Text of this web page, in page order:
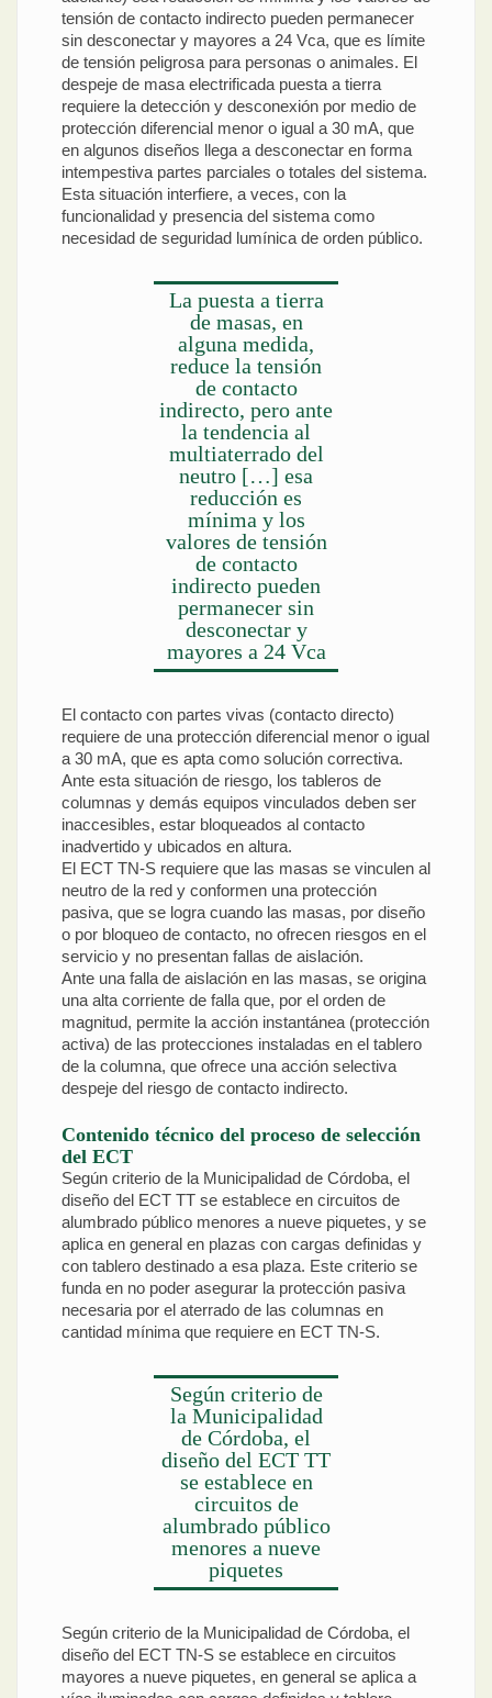
tensión de contacto indirecto pueden permanecer
sin desconectar y mayores a 24 Vca, que es límite
de tensión peligrosa para personas o animales. El
despeje de masa electrificada puesta a tierra
requiere la detección y desconexión por medio de
protección diferencial menor o igual a 30 mA, que
en algunos diseños llega a desconectar en forma
intempestiva partes parciales o totales del sistema.
Esta situación interfiere, a veces, con la
funcionalidad y presencia del sistema como
necesidad de seguridad lumínica de orden público.
La puesta a tierra
de masas, en
alguna medida,
reduce la tensión
de contacto
indirecto, pero ante
la tendencia al
multiaterrado del
neutro […] esa
reducción es
mínima y los
valores de tensión
de contacto
indirecto pueden
permanecer sin
desconectar y
mayores a 24 Vca
El contacto con partes vivas (contacto directo)
requiere de una protección diferencial menor o igual
a 30 mA, que es apta como solución correctiva.
Ante esta situación de riesgo, los tableros de
columnas y demás equipos vinculados deben ser
inaccesibles, estar bloqueados al contacto
inadvertido y ubicados en altura.
El ECT TN-S requiere que las masas se vinculen al
neutro de la red y conformen una protección
pasiva, que se logra cuando las masas, por diseño
o por bloqueo de contacto, no ofrecen riesgos en el
servicio y no presentan fallas de aislación.
Ante una falla de aislación en las masas, se origina
una alta corriente de falla que, por el orden de
magnitud, permite la acción instantánea (protección
activa) de las protecciones instaladas en el tablero
de la columna, que ofrece una acción selectiva
despeje del riesgo de contacto indirecto.
Contenido técnico del proceso de selección
del ECT
Según criterio de la Municipalidad de Córdoba, el
diseño del ECT TT se establece en circuitos de
alumbrado público menores a nueve piquetes, y se
aplica en general en plazas con cargas definidas y
con tablero destinado a esa plaza. Este criterio se
funda en no poder asegurar la protección pasiva
necesaria por el aterrado de las columnas en
cantidad mínima que requiere en ECT TN-S.
Según criterio de
la Municipalidad
de Córdoba, el
diseño del ECT TT
se establece en
circuitos de
alumbrado público
menores a nueve
piquetes
Según criterio de la Municipalidad de Córdoba, el
diseño del ECT TN-S se establece en circuitos
mayores a nueve piquetes, en general se aplica a